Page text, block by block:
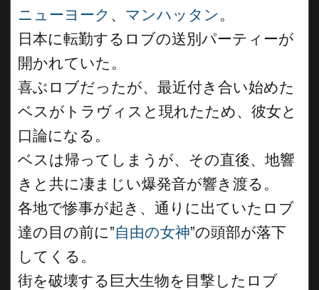
ニューヨーク 、 マンハッタン 。
日本に転勤するロブの送別パーティーが
開かれていた。
喜ぶロブだったが、最近付き合い始めた
ベスがトラヴィスと現れたため、彼女と
口論になる。
ベスは帰ってしまうが、その直後、地響
きと共に凄まじい爆発音が響き渡る。
各地で惨事が起き、通りに出ていたロブ
達の目の前に”自由の女神”の頭部が落下
してくる。
街を破壊する巨大生物を目撃したロブ